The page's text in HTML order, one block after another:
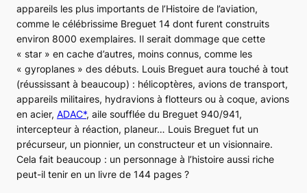
appareils les plus importants de l’Histoire de l’aviation,
comme le célébrissime Breguet 14 dont furent construits
environ 8000 exemplaires. Il serait dommage que cette
« star » en cache d’autres, moins connus, comme les
« gyroplanes » des débuts. Louis Breguet aura touché à tout
(réussissant à beaucoup) : hélicoptères, avions de transport,
appareils militaires, hydravions à flotteurs ou à coque, avions
en acier, ADAC*, aile soufflée du Breguet 940/941,
intercepteur à réaction, planeur… Louis Breguet fut un
précurseur, un pionnier, un constructeur et un visionnaire.
Cela fait beaucoup : un personnage à l’histoire aussi riche
peut-il tenir en un livre de 144 pages ?